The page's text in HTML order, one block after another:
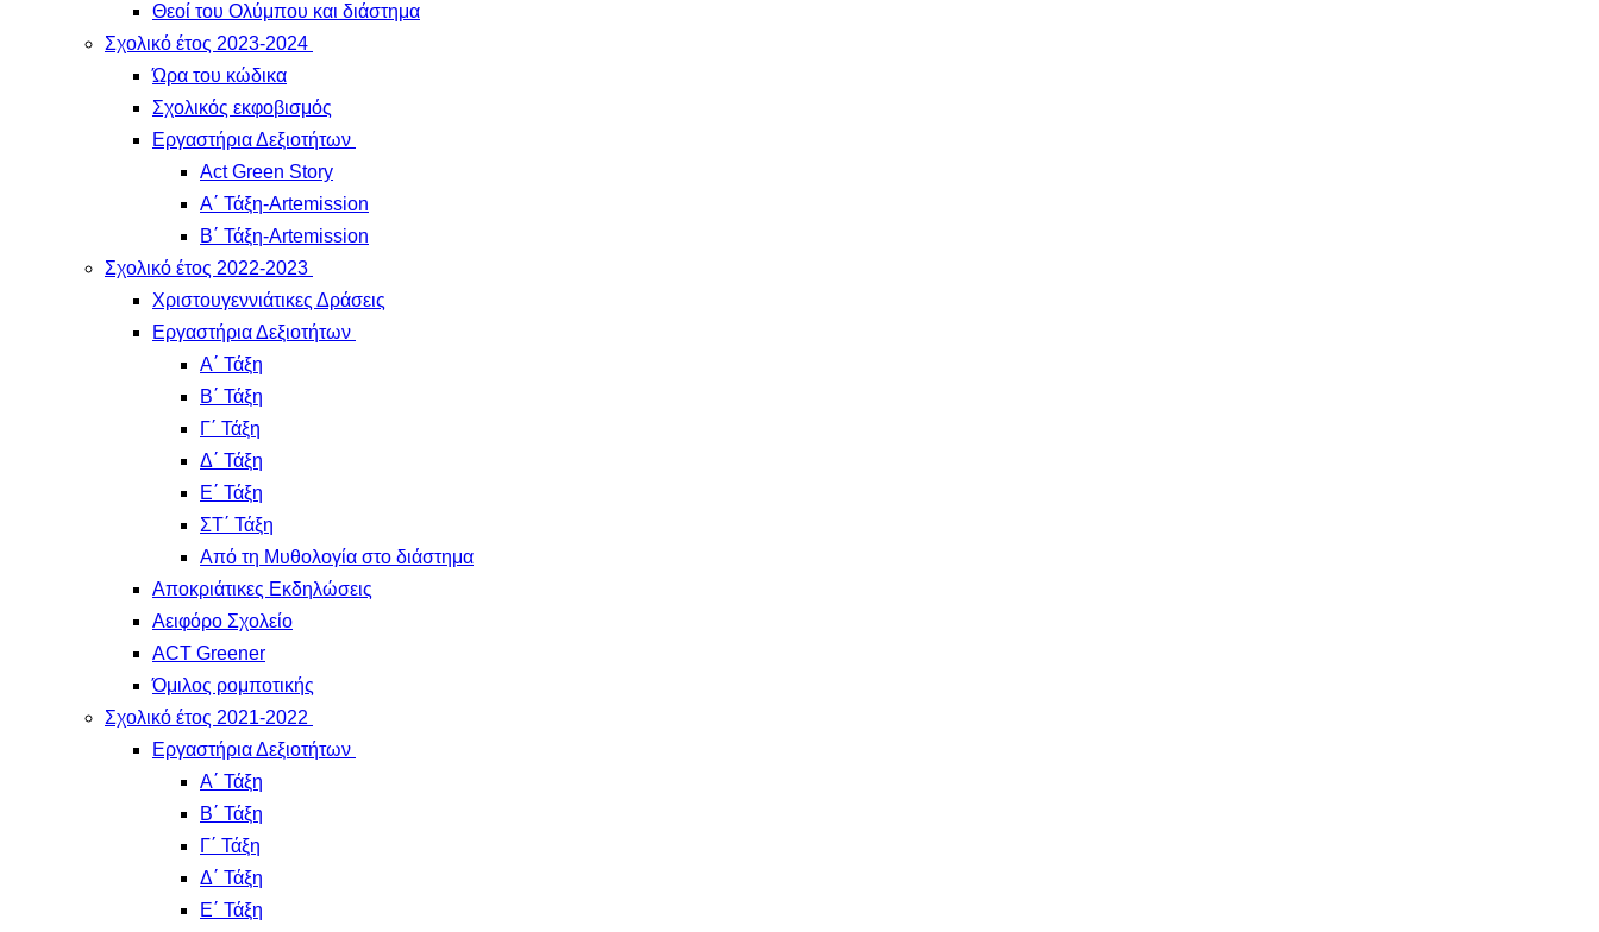
Θεοί του Ολύμπου και διάστημα
Σχολικό έτος 2023-2024
Ώρα του κώδικα
Σχολικός εκφοβισμός
Εργαστήρια Δεξιοτήτων
Act Green Story
Α΄ Τάξη-Artemission
Β΄ Τάξη-Artemission
Σχολικό έτος 2022-2023
Χριστουγεννιάτικες Δράσεις
Εργαστήρια Δεξιοτήτων
Α΄ Τάξη
Β΄ Τάξη
Γ΄ Τάξη
Δ΄ Τάξη
Ε΄ Τάξη
ΣΤ΄ Τάξη
Από τη Μυθολογία στο διάστημα
Αποκριάτικες Εκδηλώσεις
Αειφόρο Σχολείο
ACT Greener
Όμιλος ρομποτικής
Σχολικό έτος 2021-2022
Εργαστήρια Δεξιοτήτων
Α΄ Τάξη
Β΄ Τάξη
Γ΄ Τάξη
Δ΄ Τάξη
Ε΄ Τάξη